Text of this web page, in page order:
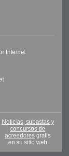
Internet
Noticias, subastas y
concursos de
acreedores gratis
en su sitio web